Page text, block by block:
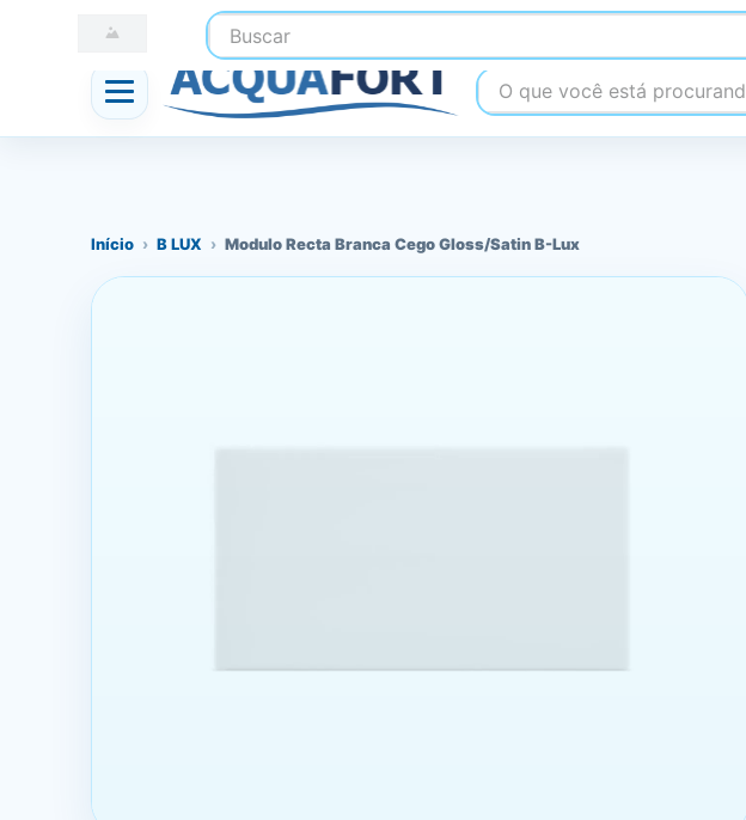
Buscar
☎ (41) 3247-1199
O que você está procurando?
Início › B LUX › Modulo Recta Branca Cego Gloss/Satin B-Lux